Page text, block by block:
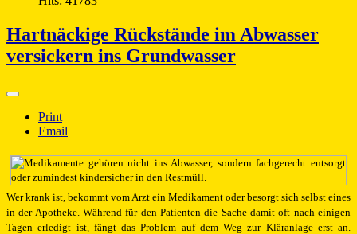
Hartnäckige Rückstände im Abwasser
versickern ins Grundwasser
Print
Email
Wer krank ist, bekommt vom Arzt ein Medikament oder besorgt sich selbst eines
in der Apotheke. Während für den Patienten die Sache damit oft nach einigen
Tagen erledigt ist, fängt das Problem auf dem Weg zur Kläranlage erst an.